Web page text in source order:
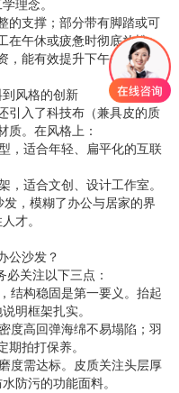
理念。
的支撑；部分带有脚踏或可
在午休或疲惫时彻底放松。
能有效提升下午的工作续
风格的创新
引入了科技布（兼具皮的质
质。在风格上：
，适合年轻、扁平化的互联
适合文创、设计工作室。
，模糊了办公与居家的界
才。
公沙发？
必关注以下三点：
结构稳固是第一要义。抬起
明框架扎实。
度高回弹海绵不易塌陷；羽
拍打保养。
度需达标。皮质关注头层厚
防污的功能面料。